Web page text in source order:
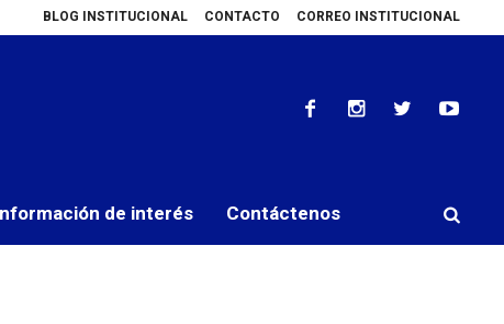
BLOG INSTITUCIONAL CONTACTO CORREO INSTITUCIONAL
canasta básica a precios accesibles IMELCF participa en Tercer
de interés Contáctenos